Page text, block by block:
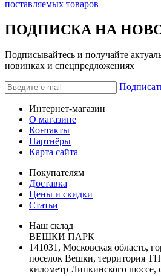
поставляемых товаров
ПОДПИСКА НА
Подписывайтесь и получайте
новинках и спецпредложениях
Интернет-магазин
О магазине
Контакты
Партнёры
Карта сайта
Покупателям
Доставка
Цены и скидки
Статьи
Наш склад
ВЕШКИ ПАРК
141031, Московская область,
поселок Вешки, территория
километр Липкинского шоссе,